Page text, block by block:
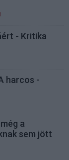
- Kritika
harcos -
a
sem jött